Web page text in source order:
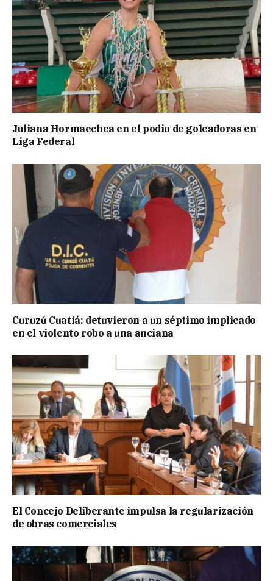
Juliana Hormaechea en el podio de goleadoras en
Liga Federal
Curuzú Cuatiá: detuvieron a un séptimo implicado
en el violento robo a una anciana
El Concejo Deliberante impulsa la regularización
de obras comerciales